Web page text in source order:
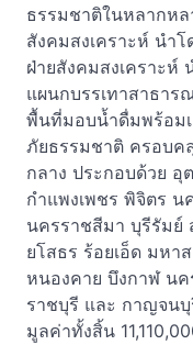
ธรรมชาติในหลากห
สังคมสงเคราะห์ นำ
ฝ่ายสังคมสงเคราะ
แผนกบรรเทาสาธา
พื้นที่มอบน้ำดื่มพร้อม
ภัยธรรมชาติ ครอบค
กลาง ประกอบด้วย
กำแพงเพชร พิจิตร
นครราชสีมา บุรีรัมย์
ยโสธร ร้อยเอ็ด มหา
หนองคาย บึงกาฬ น
ราชบุรี และ กาญจน
มูลค่าทั้งสิ้น